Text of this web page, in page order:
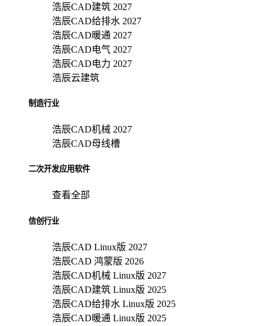
浩辰CAD建筑 2027
浩辰CAD给排水 2027
浩辰CAD暖通 2027
浩辰CAD电气 2027
浩辰CAD电力 2027
浩辰云建筑
制造行业
浩辰CAD机械 2027
浩辰CAD母线槽
二次开发应用软件
查看全部
信创行业
浩辰CAD Linux版 2027
浩辰CAD 鸿蒙版 2026
浩辰CAD机械 Linux版 2027
浩辰CAD建筑 Linux版 2025
浩辰CAD给排水 Linux版 2025
浩辰CAD暖通 Linux版 2025